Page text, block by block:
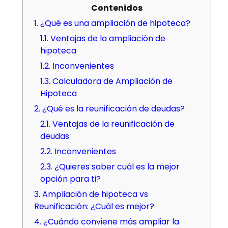
Contenidos
1. ¿Qué es una ampliación de hipoteca?
1.1. Ventajas de la ampliación de
hipoteca
1.2. Inconvenientes
1.3. Calculadora de Ampliación de
Hipoteca
2. ¿Qué es la reunificación de deudas?
2.1. Ventajas de la reunificación de
deudas
2.2. Inconvenientes
2.3. ¿Quieres saber cuál es la mejor
opción para ti?
3. Ampliación de hipoteca vs
Reunificación: ¿Cuál es mejor?
4. ¿Cuándo conviene más ampliar la